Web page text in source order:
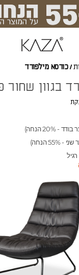
/ כורסא מילפורד
בגוון שחור
- 20% הנחה)
55% הנחה)